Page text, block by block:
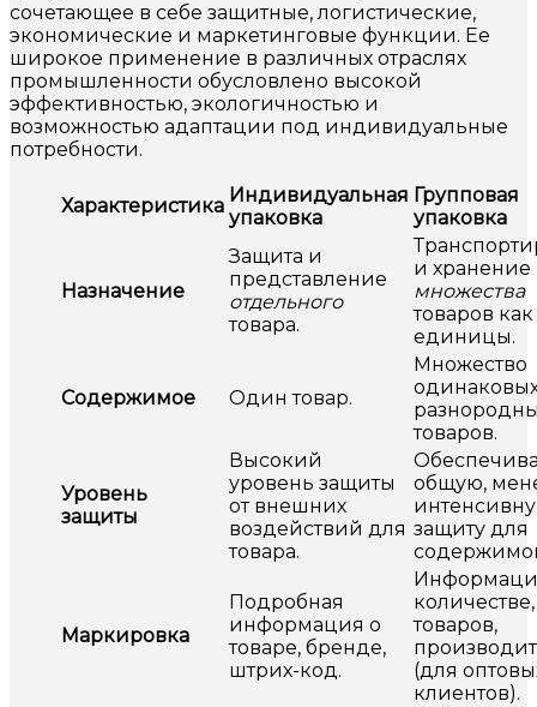
сочетающее в себе защитные, логистические,
экономические и маркетинговые функции. Ее
широкое применение в различных отраслях
промышленности обусловлено высокой
эффективностью, экологичностью и
возможностью адаптации под индивидуальные
потребности.
Характеристика Индивидуальная
упаковка
Групповая
упаковка
Назначение
Защита и
представление
отдельного
товара.
и хранение
множества
товаров как
единицы.
Содержимое Один товар.
Множество
товаров.
Уровень
защиты
Высокий
уровень защиты
от внешних
воздействий для
товара.
общую,
защиту для
Маркировка
Подробная
информация о
товаре, бренде,
штрих-код.
товаров,
(для
клиентов).